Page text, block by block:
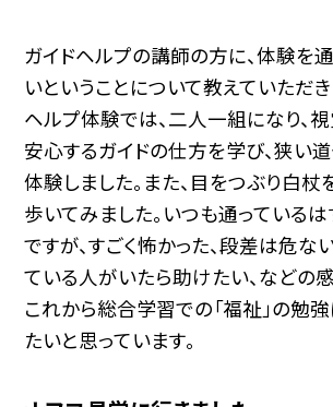
ガイドヘルプの講師の方に、体験を
いということについて教えていただき
ヘルプ体験では、二人一組になり、
安心するガイドの仕方を学び、狭い
体験しました。また、目をつぶり白杖
歩いてみました。いつも通っている
ですが、すごく怖かった、段差は危な
ている人がいたら助けたい、などの
これから総合学習での「福祉」の勉
たいと思っています。